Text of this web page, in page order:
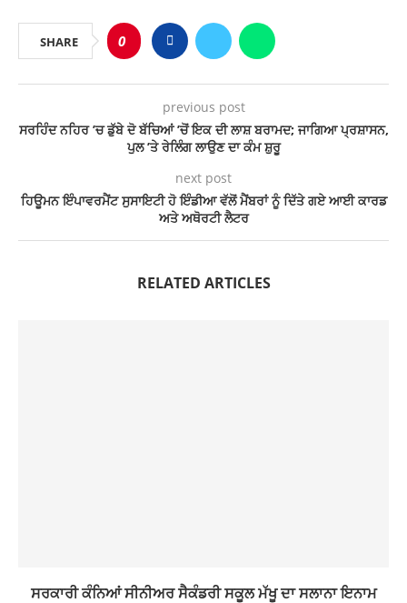
SHARE 0
previous post
ਸਰਹਿੰਦ ਨਹਿਰ ’ਚ ਡੁੱਬੇ ਦੋ ਬੱਚਿਆਂ ’ਚੋਂ ਇਕ ਦੀ ਲਾਸ਼ ਬਰਾਮਦ; ਜਾਗਿਆ ਪ੍ਰਸ਼ਾਸਨ,
ਪੁਲ ’ਤੇ ਰੇਲਿੰਗ ਲਾਉਣ ਦਾ ਕੰਮ ਸ਼ੁਰੂ
next post
ਹਿਊਮਨ ਇੰਪਾਵਰਮੈਂਟ ਸੁਸਾਇਟੀ ਹੋ ਇੰਡੀਆ ਵੱਲੋਂ ਮੈਂਬਰਾਂ ਨੂੰ ਦਿੱਤੇ ਗਏ ਆਈ ਕਾਰਡ
ਅਤੇ ਅਥੋਰਟੀ ਲੈਟਰ
RELATED ARTICLES
ਸਰਕਾਰੀ ਕੰਨਿਆਂ ਸੀਨੀਅਰ ਸੈਕੰਡਰੀ ਸਕੂਲ ਮੱਖੂ ਦਾ ਸਲਾਨਾ ਇਨਾਮ